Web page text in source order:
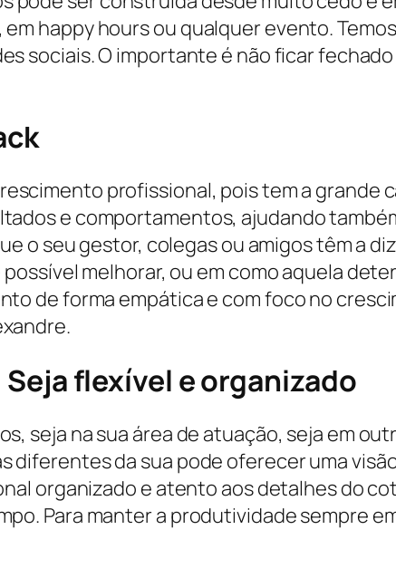
happy hours ou qualquer evento.
sociais. O importante é não ficar
profissional, pois tem a grande
e comportamentos, ajudando
o seu gestor, colegas ou amigos têm a
melhorar, ou em como aquela
de forma empática e com foco no
Seja flexível e organizado
seja na sua área de atuação, seja em
diferentes da sua pode oferecer uma
organizado e atento aos detalhes do
Para manter a produtividade sempre